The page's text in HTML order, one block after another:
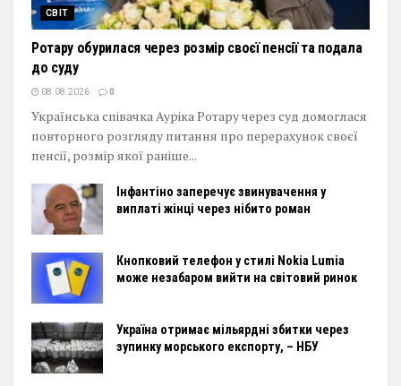
СВІТ
Ротару обурилася через розмір своєї пенсії та подала
до суду
08.08.2026 0
Українська співачка Ауріка Ротару через суд домоглася
повторного розгляду питання про перерахунок своєї
пенсії, розмір якої раніше...
Інфантіно заперечує звинувачення у
виплаті жінці через нібито роман
Кнопковий телефон у стилі Nokia Lumia
може незабаром вийти на світовий ринок
Україна отримає мільярдні збитки через
зупинку морського експорту, – НБУ